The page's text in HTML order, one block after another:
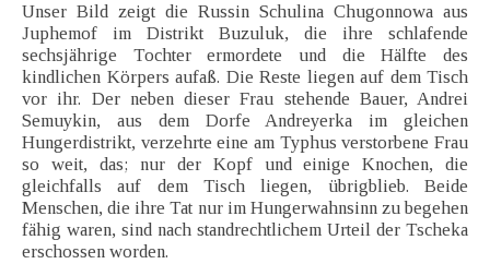
Unser Bild zeigt die Russin Schulina Chugonnowa aus
Juphemof im Distrikt Buzuluk, die ihre schlafende
sechsjährige Tochter ermordete und die Hälfte des
kindlichen Körpers aufaß. Die Reste liegen auf dem Tisch
vor ihr. Der neben dieser Frau stehende Bauer, Andrei
Semuykin, aus dem Dorfe Andreyerka im gleichen
Hungerdistrikt, verzehrte eine am Typhus verstorbene Frau
so weit, das; nur der Kopf und einige Knochen, die
gleichfalls auf dem Tisch liegen, übrigblieb. Beide
Menschen, die ihre Tat nur im Hungerwahnsinn zu begehen
fähig waren, sind nach standrechtlichem Urteil der Tscheka
erschossen worden.